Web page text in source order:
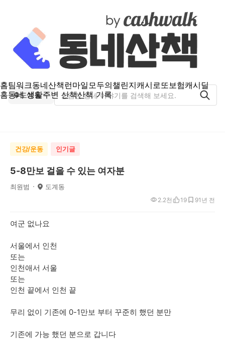
홈팀워크동네산책런마일모두의챌린지캐시로또보험캐시딜
홈동네 생활주변 산책산책 기록
도계동
건강/운동 인기글
5-8만보 걸을 수 있는 여자분
최원범 도계동
1년 전
2.2천 19 9
여군 없나요
서울에서 인천
또는
인천애서 서울
또는
인천 끝에서 인천 끝
무리 없이 기존에 0-1만보 부터 꾸준히 했던 분만
기존에 가능 했던 분으로 갑니다